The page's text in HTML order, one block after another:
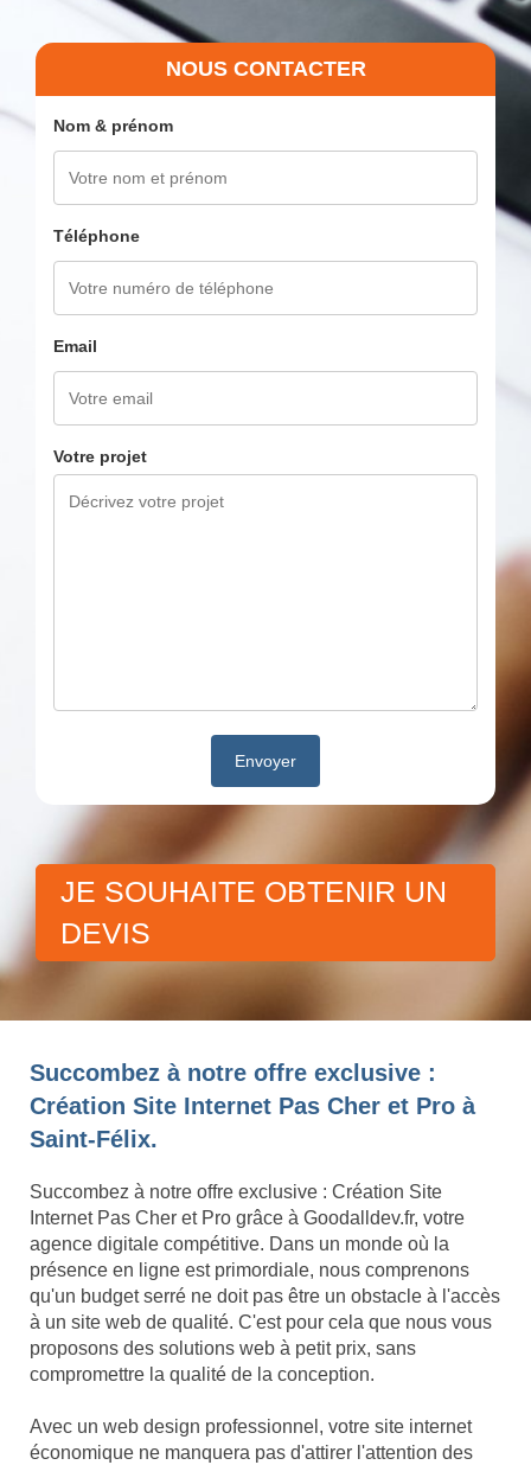
NOUS CONTACTER
Nom & prénom
Téléphone
Email
Votre projet
JE SOUHAITE OBTENIR UN
DEVIS
Succombez à notre offre exclusive :
Création Site Internet Pas Cher et Pro à
Saint-Félix.
Succombez à notre offre exclusive : Création Site
Internet Pas Cher et Pro grâce à Goodalldev.fr, votre
agence digitale compétitive. Dans un monde où la
présence en ligne est primordiale, nous comprenons
qu'un budget serré ne doit pas être un obstacle à l'accès
à un site web de qualité. C'est pour cela que nous vous
proposons des solutions web à petit prix, sans
compromettre la qualité de la conception.
Avec un web design professionnel, votre site internet
économique ne manquera pas d'attirer l'attention des